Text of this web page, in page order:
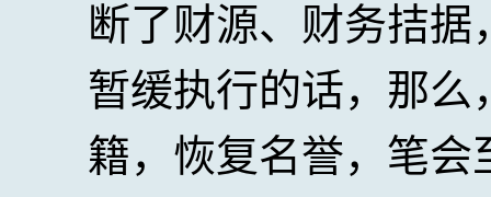
断了财源、财务拮
暂缓执行的话，那
籍，恢复名誉，笔